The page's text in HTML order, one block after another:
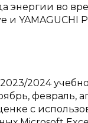
энергии во
и YAMAGUCHI
2024
февраль,
с